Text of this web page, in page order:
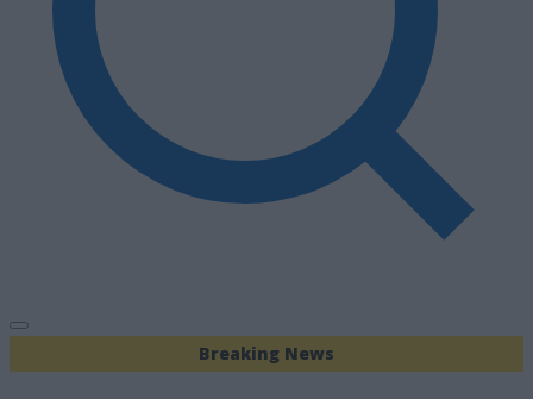
Breaking News